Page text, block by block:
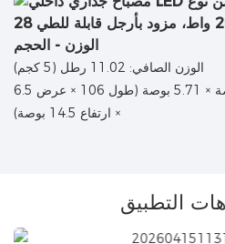
الوزن - الحجم
الوزن الصافي: 11.02 رطل (5 كجم)
الحجم: 41.73 بوصة × 2.56 بوصة × 5.71 بوصة (طول 106 × عرض 6.5
× ارتفاع 14.5 بوصة)
التطبيق